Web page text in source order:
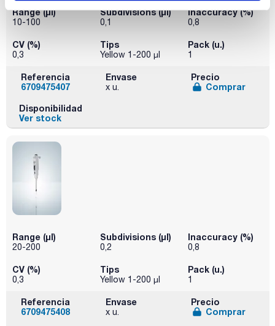
Range (µl)
10-100
Subdivisions (µl)
0,1
Inaccuracy (%)
0,8
CV (%)
0,3
Tips
Yellow 1-200 µl
Pack (u.)
1
Referencia
6709475407
Envase
x u.
Precio
Comprar
Disponibilidad
Ver stock
Range (µl)
20-200
Subdivisions (µl)
0,2
Inaccuracy (%)
0,8
CV (%)
0,3
Tips
Yellow 1-200 µl
Pack (u.)
1
Referencia
6709475408
Envase
x u.
Precio
Comprar